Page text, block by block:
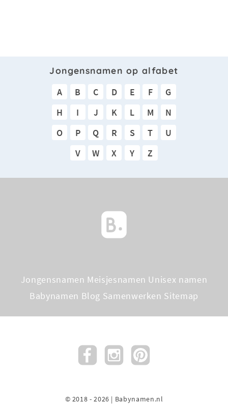
Jongensnamen op alfabet
A B C D E F
G
H
I J K L M
N
O
P Q R S T
U
V
W X Y Z
Jongensnamen Meisjesnamen Unisex namen
Babynamen Blog Samenwerken Sitemap
© 2018 - 2026 | Babynamen.nl